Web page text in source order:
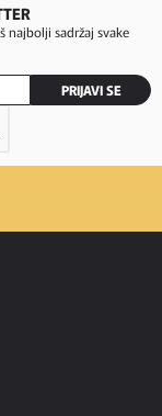
najbolji sadržaj svake
PRIJAVI SE